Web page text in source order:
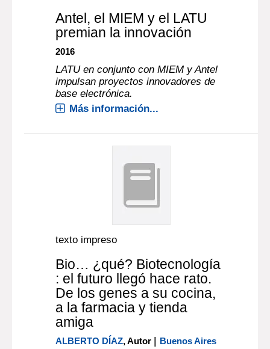
Antel, el MIEM y el LATU
premian la innovación
2016
LATU en conjunto con MIEM y Antel
impulsan proyectos innovadores de
base electrónica.
Más información...
texto impreso
Bio… ¿qué? Biotecnología
: el futuro llegó hace rato.
De los genes a su cocina,
a la farmacia y tienda
amiga
ALBERTO DÍAZ, Autor | Buenos Aires